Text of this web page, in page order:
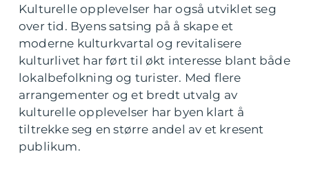
Kulturelle opplevelser har også utviklet seg
over tid. Byens satsing på å skape et
moderne kulturkvartal og revitalisere
kulturlivet har ført til økt interesse blant både
lokalbefolkning og turister. Med flere
arrangementer og et bredt utvalg av
kulturelle opplevelser har byen klart å
tiltrekke seg en større andel av et kresent
publikum.